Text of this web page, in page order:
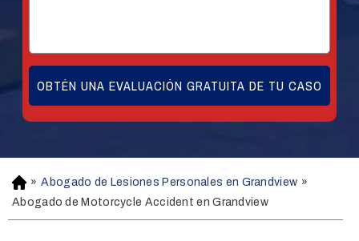
H
o
m
» Abogado de Lesiones Personales en Grandview »
Abogado de Motorcycle Accident en Grandview